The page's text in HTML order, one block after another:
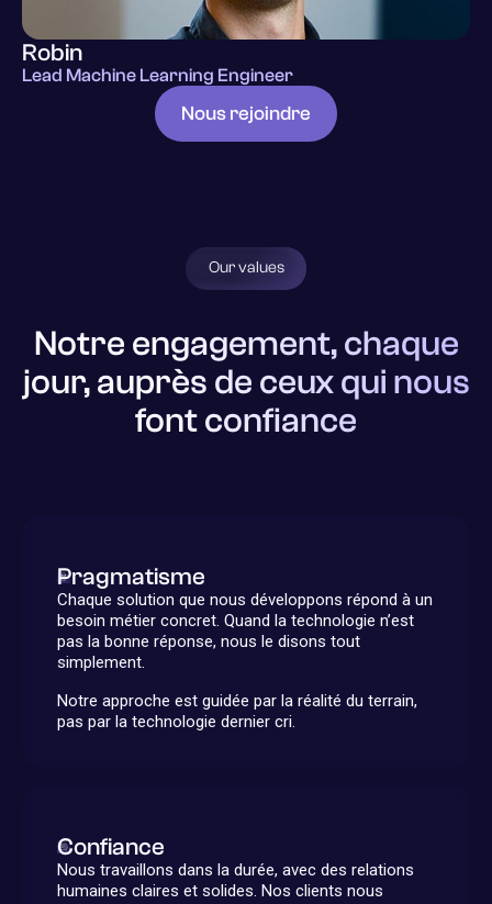
Robin
Lead Machine Learning Engineer
Nous rejoindre
Our values
Notre engagement, chaque
jour, auprès de ceux qui nous
font confiance
Pragmatisme
Chaque solution que nous développons répond à un
besoin métier concret. Quand la technologie n’est
pas la bonne réponse, nous le disons tout
simplement.
Notre approche est guidée par la réalité du terrain,
pas par la technologie dernier cri.
Confiance
Nous travaillons dans la durée, avec des relations
humaines claires et solides. Nos clients nous